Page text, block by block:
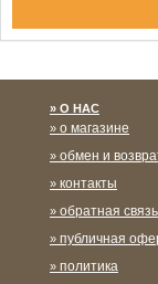
О НАС
о магазине
обмен и
контакты
обратная связь
публичная
политика